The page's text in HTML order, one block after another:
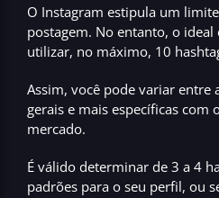
O Instagram estipula um
postagem. No entanto, o
utilizar, no máximo, 10
Assim, você pode variar entre
gerais e mais específicas com
mercado.
É válido determinar de 3 a 4
padrões para o seu perfil, ou